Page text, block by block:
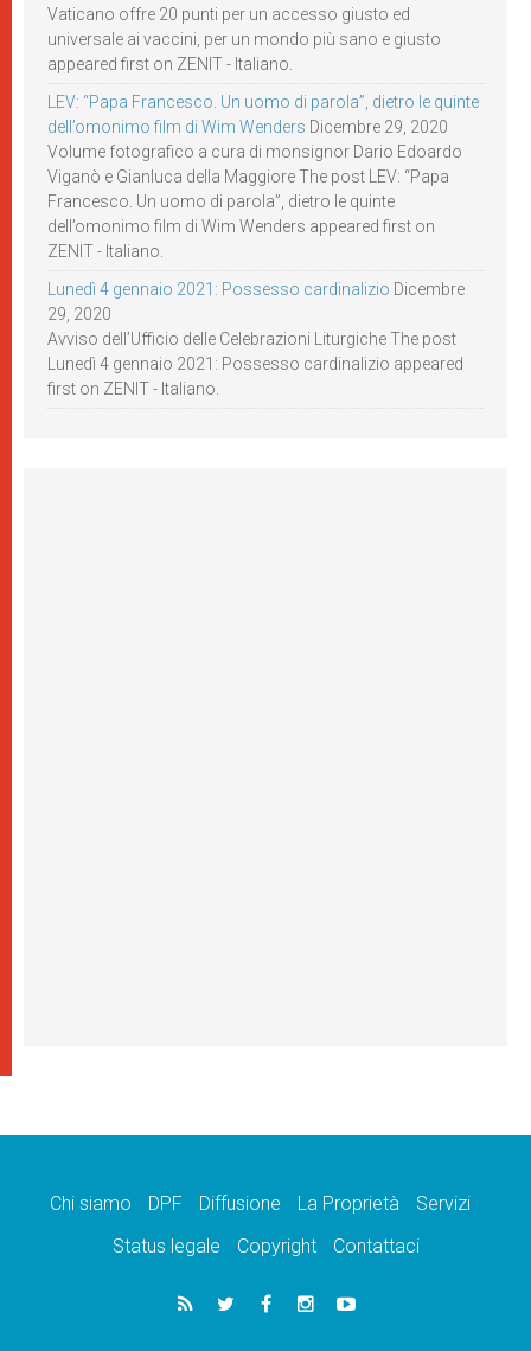
Vaticano offre 20 punti per un accesso giusto ed
universale ai vaccini, per un mondo più sano e giusto
appeared first on ZENIT - Italiano.
LEV: “Papa Francesco. Un uomo di parola”, dietro le quinte
dell’omonimo film di Wim Wenders Dicembre 29, 2020
Volume fotografico a cura di monsignor Dario Edoardo
Viganò e Gianluca della Maggiore The post LEV: “Papa
Francesco. Un uomo di parola”, dietro le quinte
dell’omonimo film di Wim Wenders appeared first on
ZENIT - Italiano.
Lunedì 4 gennaio 2021: Possesso cardinalizio Dicembre
29, 2020
Avviso dell’Ufficio delle Celebrazioni Liturgiche The post
Lunedì 4 gennaio 2021: Possesso cardinalizio appeared
first on ZENIT - Italiano.
Chi siamo DPF Diffusione La Proprietà
Servizi
Status legale
Copyright Contattaci